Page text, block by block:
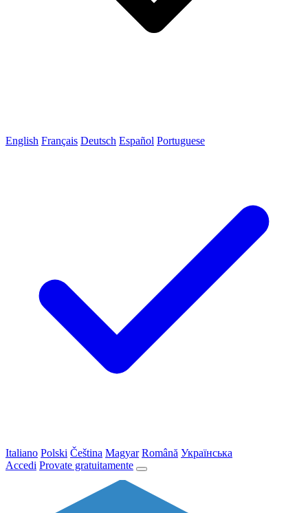
English Français Deutsch Español Portuguese
Italiano Polski Čeština Magyar Română Українська
Accedi Provate gratuitamente